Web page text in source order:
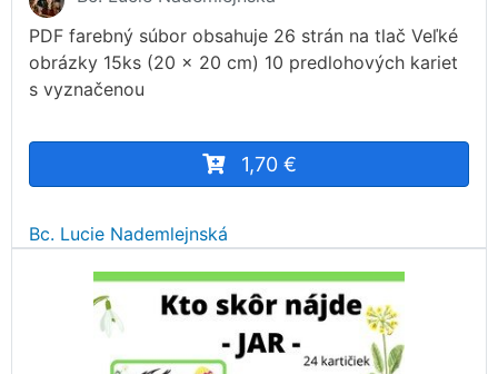
PDF farebný súbor obsahuje 26 strán na tlač Veľké
obrázky 15ks (20 x 20 cm) 10 predlohových kariet
s vyznačenou
1,70 €
Bc. Lucie Nademlejnská